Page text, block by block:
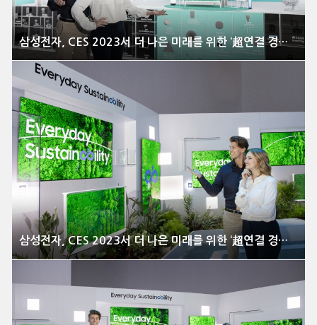
삼성전자, CES 2023서 더 나은 미래를 위한 ‘超연결 경험’ 대거 선보여
삼성전자, CES 2023서 더 나은 미래를 위한 ‘超연결 경험’ 대거 선보여